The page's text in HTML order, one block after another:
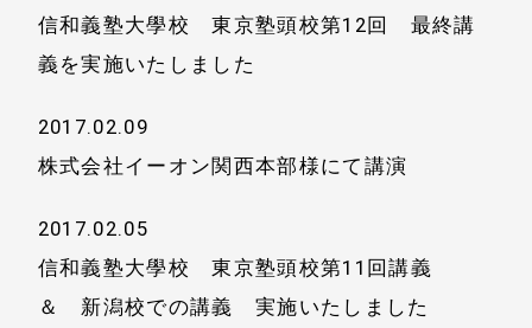
信和義塾大學校 東京塾頭校第12回 最終講
義を実施いたしました
2017.02.09
株式会社イーオン関西本部様にて講演
2017.02.05
信和義塾大學校 東京塾頭校第11回講義
＆ 新潟校での講義 実施いたしました